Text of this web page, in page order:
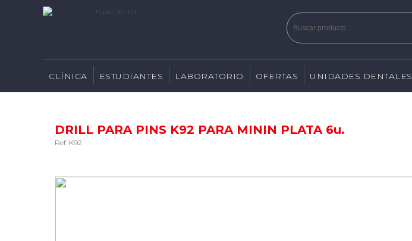
CLÍNICA ESTUDIANTES LABORATORIO OFERTAS UNIDADES DENTALES
DRILL PARA PINS K92 PARA MININ PLATA 6u.
Ref: K92